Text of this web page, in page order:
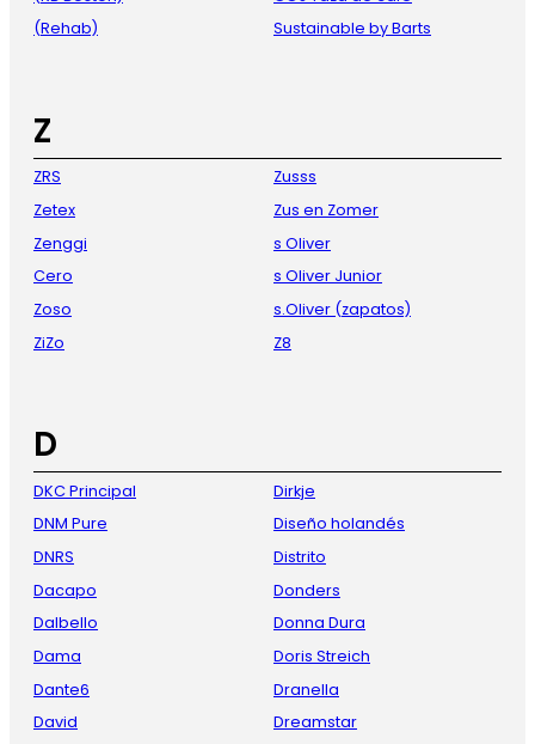
(Rehab)
Sustainable by Barts
Z
ZRS
Zetex
Zenggi
Cero
Zoso
ZiZo
Zusss
Zus en Zomer
s Oliver
s Oliver Junior
s.Oliver (zapatos)
Z8
D
DKC Principal
DNM Pure
DNRS
Dacapo
Dalbello
Dama
Dante6
David
Dirkje
Diseño holandés
Distrito
Donders
Donna Dura
Doris Streich
Dranella
Dreamstar